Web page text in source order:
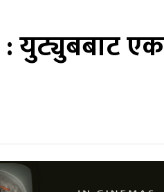
: युट्युबबाट एक